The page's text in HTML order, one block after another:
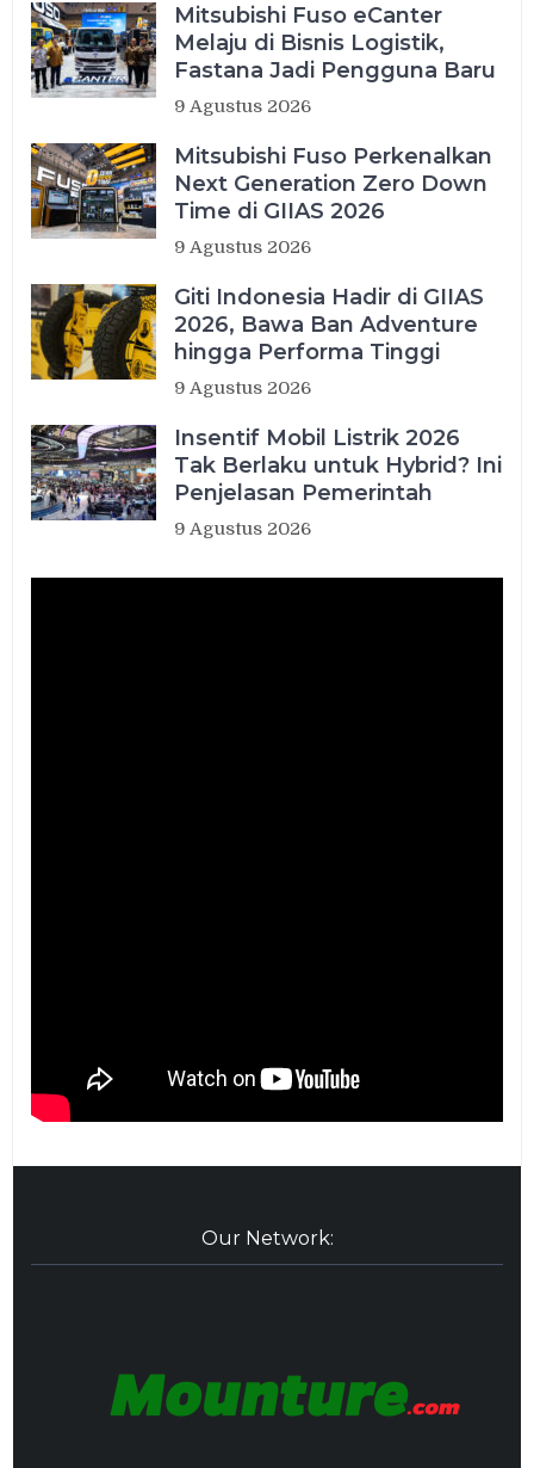
Mitsubishi Fuso eCanter
Melaju di Bisnis Logistik,
Fastana Jadi Pengguna Baru
9 Agustus 2026
Mitsubishi Fuso Perkenalkan
Next Generation Zero Down
Time di GIIAS 2026
9 Agustus 2026
Giti Indonesia Hadir di GIIAS
2026, Bawa Ban Adventure
hingga Performa Tinggi
9 Agustus 2026
Insentif Mobil Listrik 2026
Tak Berlaku untuk Hybrid? Ini
Penjelasan Pemerintah
9 Agustus 2026
Our Network: